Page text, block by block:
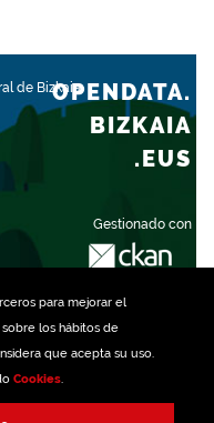
para mejorar el
los hábitos de
que acepta su uso.
Cookies.
de Bizkaia
Gestionado con
OPENDATA.
BIZKAIA
.EUS